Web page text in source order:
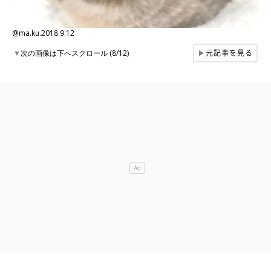
@ma.ku.2018.9.12
▼次の画像は下へスクロール (8/12) ▶元記事を見る